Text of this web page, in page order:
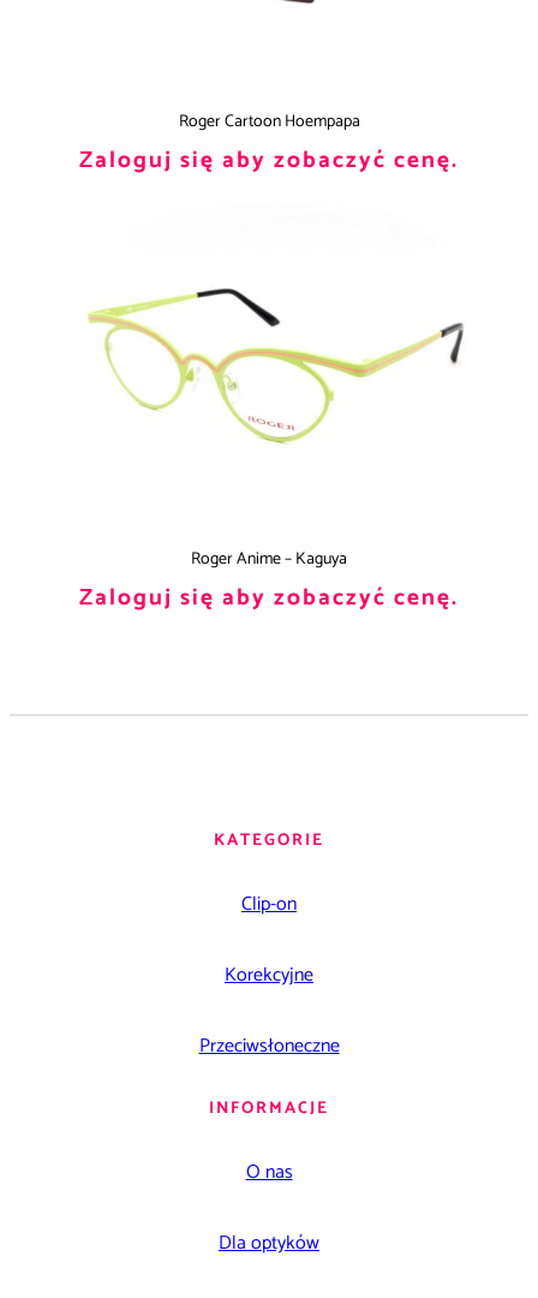
Roger Cartoon Hoempapa
Zaloguj się aby zobaczyć cenę.
Roger Anime – Kaguya
Zaloguj się aby zobaczyć cenę.
KATEGORIE
Clip-on
Korekcyjne
Przeciwsłoneczne
INFORMACJE
O nas
Dla optyków